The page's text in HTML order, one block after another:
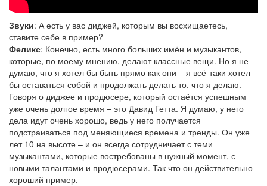
Звуки: А есть у вас диджей, которым вы восхищаетесь,
ставите себе в пример?
Феликс: Конечно, есть много больших имён и музыкантов,
которые, по моему мнению, делают классные вещи. Но я не
думаю, что я хотел бы быть прямо как они – я всё-таки хотел
бы оставаться собой и продолжать делать то, что я делаю.
Говоря о диджее и продюсере, который остаётся успешным
уже очень долгое время – это Давид Гетта. Я думаю, у него
дела идут очень хорошо, ведь у него получается
подстраиваться под меняющиеся времена и тренды. Он уже
лет 10 на высоте – и он всегда сотрудничает с теми
музыкантами, которые востребованы в нужный момент, с
новыми талантами и продюсерами. Так что он действительно
хороший пример.